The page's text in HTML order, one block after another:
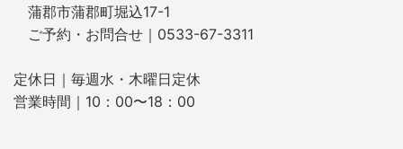
蒲郡市蒲郡町堀込17-1
ご予約・お問合せ｜0533-67-3311
定休日｜毎週水・木曜日定休
営業時間｜10：00〜18：00